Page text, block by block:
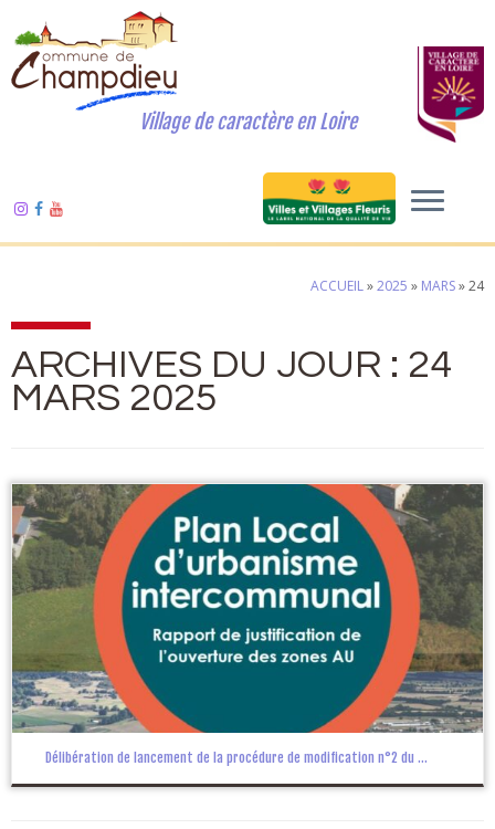
Village de caractère en Loire
ACCUEIL»2025 » MARS»24
ARCHIVES DU JOUR : 24
MARS 2025
Délibération de lancement de la procédure de modification n°2 du ...